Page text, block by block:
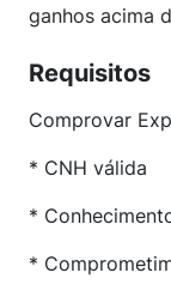
ganhos acima
Requisitos
Comprovar
* CNH válida
*
*